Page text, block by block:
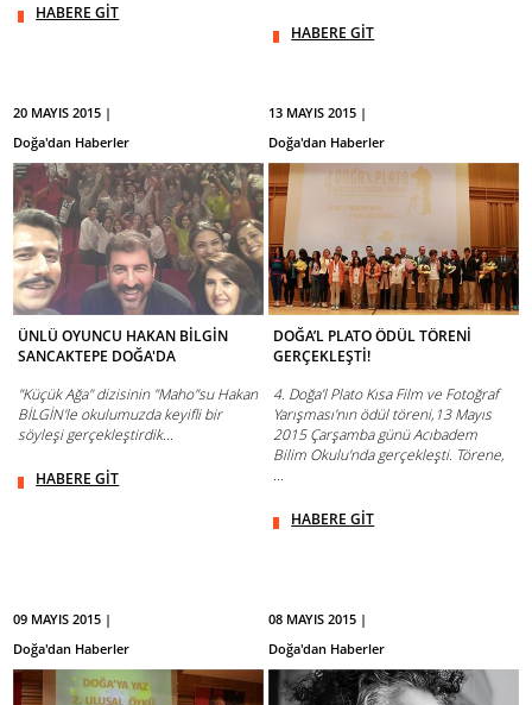
HABERE GİT
HABERE GİT
20 MAYIS 2015 |
Doğa'dan Haberler
ÜNLÜ OYUNCU HAKAN BİLGİN
SANCAKTEPE DOĞA'DA
"Küçük Ağa" dizisinin "Maho"su Hakan
BİLGİN'le okulumuzda keyifli bir
söyleşi gerçekleştirdik...
HABERE GİT
13 MAYIS 2015 |
Doğa'dan Haberler
DOĞA’L PLATO ÖDÜL TÖRENİ
GERÇEKLEŞTİ!
4. Doğa’l Plato Kısa Film ve Fotoğraf
Yarışması'nın ödül töreni,13 Mayıs
2015 Çarşamba günü Acıbadem
Bilim Okulu'nda gerçekleşti. Törene,
...
HABERE GİT
09 MAYIS 2015 |
Doğa'dan Haberler
08 MAYIS 2015 |
Doğa'dan Haberler